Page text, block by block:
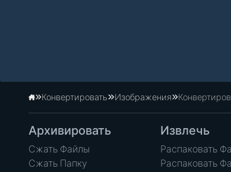
Главная
Конвертировать Изображения
Архивировать
Сжать Файлы
Сжать Папку
Извлечь
Распаковать
Распаковать